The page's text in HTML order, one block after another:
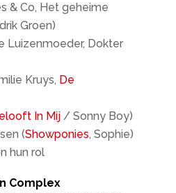
& Co, Het geheime
Groen)
Luizenmoeder, Dokter
Kruys, De
In Mij/ Sonny Boy)
(Showponies, Sophie)
hun rol
Complex